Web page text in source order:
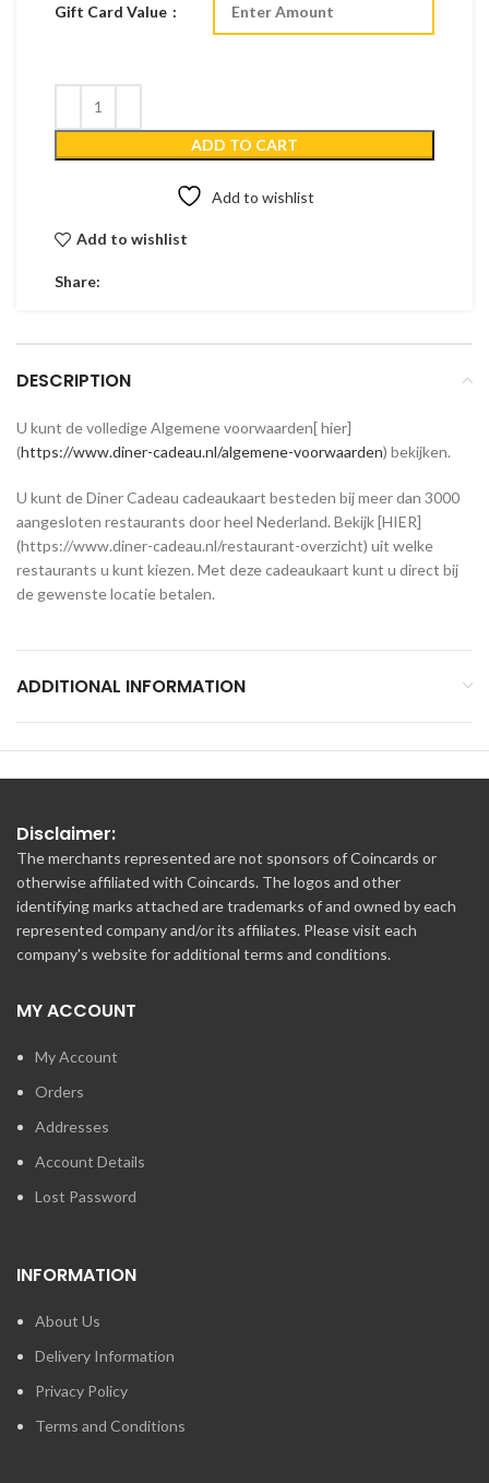
Gift Card Value
ADD TO CART
Add to wishlist
Add to wishlist
Share:
DESCRIPTION
U kunt de volledige Algemene voorwaarden[ hier]
(https://www.diner-cadeau.nl/algemene-voorwaarden) bekijken.
U kunt de Diner Cadeau cadeaukaart besteden bij meer dan 3000
aangesloten restaurants door heel Nederland. Bekijk [HIER]
(https://www.diner-cadeau.nl/restaurant-overzicht) uit welke
restaurants u kunt kiezen. Met deze cadeaukaart kunt u direct bij
de gewenste locatie betalen.
ADDITIONAL INFORMATION
Disclaimer:
The merchants represented are not sponsors of Coincards or
otherwise affiliated with Coincards. The logos and other
identifying marks attached are trademarks of and owned by each
represented company and/or its affiliates. Please visit each
company's website for additional terms and conditions.
MY ACCOUNT
My Account
Orders
Addresses
Account Details
Lost Password
INFORMATION
About Us
Delivery Information
Privacy Policy
Terms and Conditions